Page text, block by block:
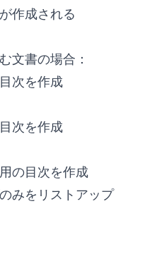
作成される
文書の場合：
次を作成
次を作成
の目次を作成
みをリストアップ